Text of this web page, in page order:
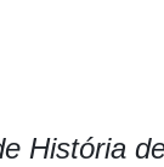
História